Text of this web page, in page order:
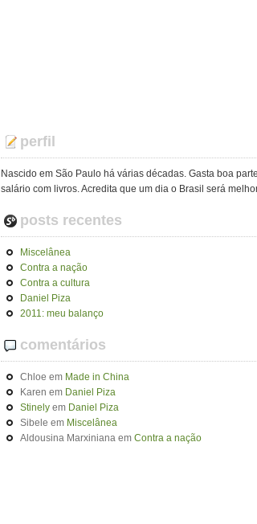
perfil
Nascido em São Paulo há várias décadas. Gasta boa
salário com livros. Acredita que um dia o Brasil será
posts recentes
Miscelânea
Contra a nação
Contra a cultura
Daniel Piza
2011: meu balanço
comentários
Chloe em Made in China
Karen em Daniel Piza
Stinely em Daniel Piza
Sibele em Miscelânea
Aldousina Marxiniana em Contra a nação